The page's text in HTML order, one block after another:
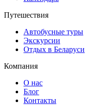
Путешествия
Автобусные туры
Экскурсии
Отдых в Беларуси
Компания
О нас
Блог
Контакты